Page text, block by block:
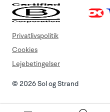
© 2026 Sol og Strand
Privatlivspolitik
Cookies
Lejebetingelser